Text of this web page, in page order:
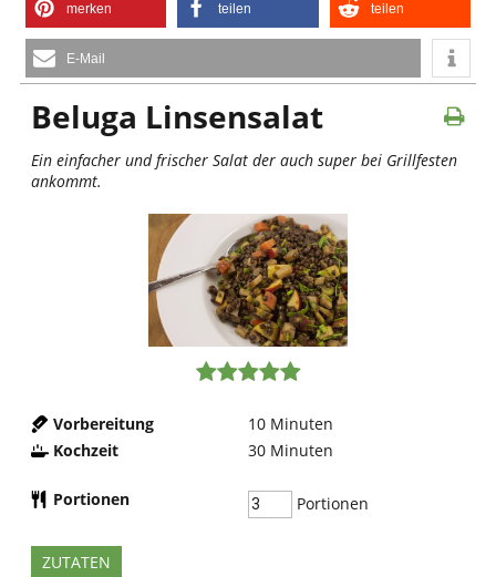
merken teilen teilen
E-Mail
Beluga Linsensalat
Ein einfacher und frischer Salat der auch super bei Grillfesten
ankommt.
Vorbereitung 10 Minuten
Kochzeit
30 Minuten
Portionen Portionen
ZUTATEN